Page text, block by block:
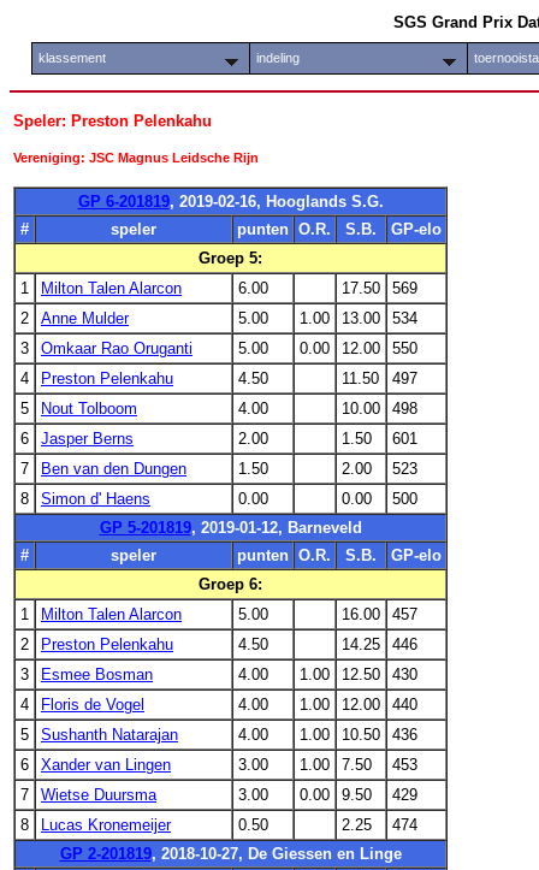
SGS Grand Prix
klassement indeling
Speler: Preston Pelenkahu
Vereniging: JSC Magnus Leidsche Rijn
GP 6-201819, 2019-02-16, Hooglands S.G.
#
speler punten O.R. S.B.
GP-elo
Groep 5:
1
Milton Talen Alarcon 6.00 17.50
569
2
Anne Mulder 5.00 1.00 13.00
534
3
Omkaar Rao Oruganti 5.00 0.00 12.00
550
4
Preston Pelenkahu 4.50 11.50
497
5
Nout Tolboom 4.00 10.00
498
6
Jasper Berns 2.00 1.50
601
7
Ben van den Dungen 1.50 2.00
523
8
Simon d' Haens 0.00 0.00
500
GP 5-201819, 2019-01-12, Barneveld
#
speler punten O.R. S.B.
GP-elo
Groep 6:
1
Milton Talen Alarcon 5.00 16.00
457
2
Preston Pelenkahu 4.50 14.25
446
3
Esmee Bosman 4.00 1.00 12.50
430
4
Floris de Vogel 4.00 1.00 12.00
440
5
Sushanth Natarajan 4.00 1.00 10.50
436
6
Xander van Lingen 3.00 1.00 7.50
453
7
Wietse Duursma 3.00 0.00 9.50
429
8
Lucas Kronemeijer 0.50 2.25
474
GP 2-201819, 2018-10-27, De Giessen en Linge